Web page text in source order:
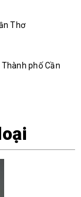
Thơ
phố Cần